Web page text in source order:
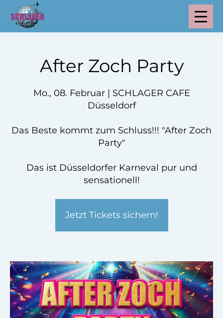
After Zoch Party
Mo., 08. Februar | SCHLAGER CAFE
Düsseldorf
Das Beste kommt zum Schluss!!! "After Zoch
Party"
Das ist Düsseldorfer Karneval pur und
sensationell!
Jetzt Tickets sichern!